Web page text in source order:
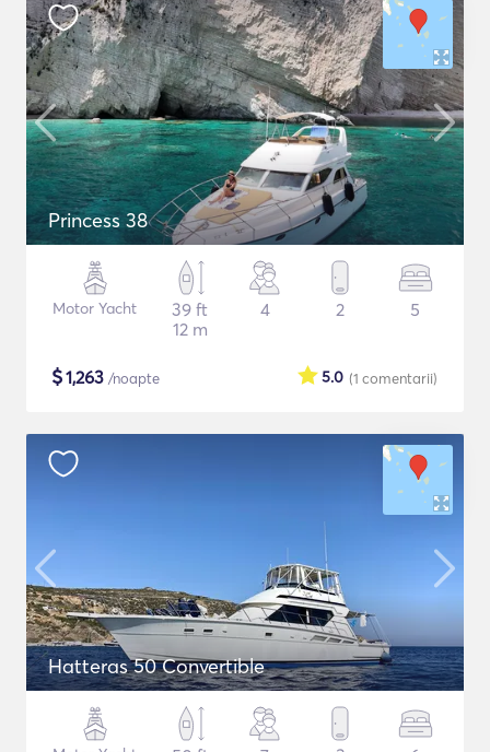
Princess 38
Motor Yacht
39 ft
12 m
4 2 5
$1,263 /noapte (1 comentarii)
5.0
Hatteras 50 Convertible